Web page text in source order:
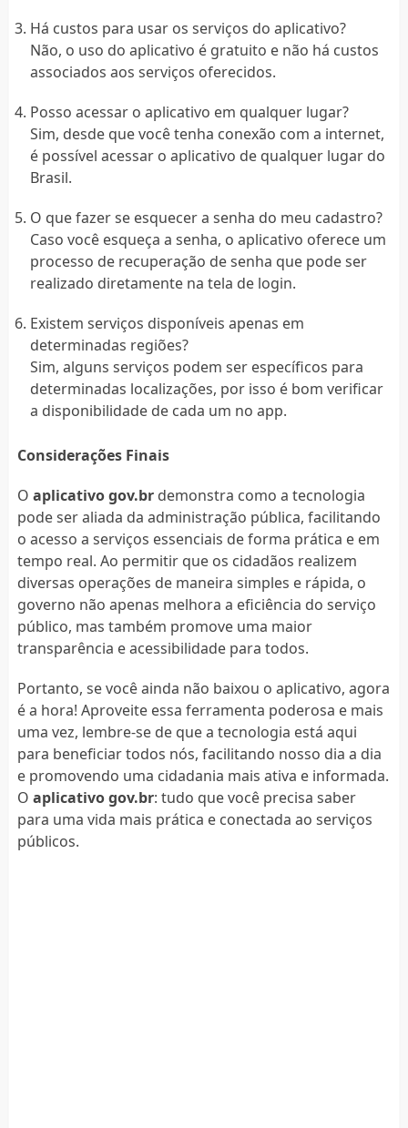
Há custos para usar os serviços do aplicativo?
Não, o uso do aplicativo é gratuito e não há custos
associados aos serviços oferecidos.
Posso acessar o aplicativo em qualquer lugar?
Sim, desde que você tenha conexão com a internet,
é possível acessar o aplicativo de qualquer lugar do
Brasil.
O que fazer se esquecer a senha do meu cadastro?
Caso você esqueça a senha, o aplicativo oferece um
processo de recuperação de senha que pode ser
realizado diretamente na tela de login.
Existem serviços disponíveis apenas em
determinadas regiões?
Sim, alguns serviços podem ser específicos para
determinadas localizações, por isso é bom verificar
a disponibilidade de cada um no app.
Considerações Finais
O aplicativo gov.brdemonstra como a tecnologia
pode ser aliada da administração pública, facilitando
o acesso a serviços essenciais de forma prática e em
tempo real. Ao permitir que os cidadãos realizem
diversas operações de maneira simples e rápida, o
governo não apenas melhora a eficiência do serviço
público, mas também promove uma maior
transparência e acessibilidade para todos.
Portanto, se você ainda não baixou o aplicativo, agora
é a hora! Aproveite essa ferramenta poderosa e mais
uma vez, lembre-se de que a tecnologia está aqui
para beneficiar todos nós, facilitando nosso dia a dia
e promovendo uma cidadania mais ativa e informada.
O aplicativo gov.br: tudo que você precisa saber
para uma vida mais prática e conectada ao serviços
públicos.